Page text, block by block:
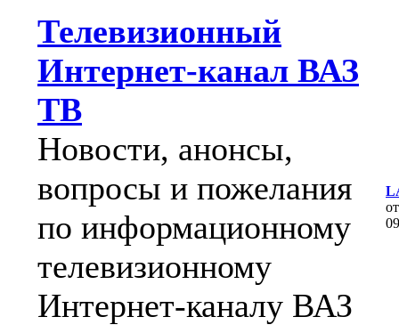
Телевизионный
Интернет-канал ВАЗ
ТВ
Новости, анонсы,
вопросы и пожелания
по информационному
телевизионному
Интернет-каналу ВАЗ